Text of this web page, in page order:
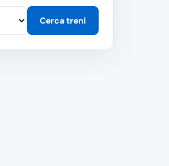
Cerca treni